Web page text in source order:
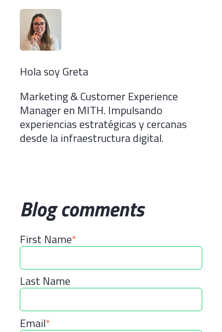
Hola soy Greta
Marketing & Customer Experience
Manager en MITH. Impulsando
experiencias estratégicas y cercanas
desde la infraestructura digital.
Blog comments
First Name*
Last Name
Email*